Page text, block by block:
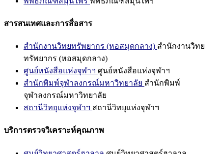
สารสนเทศและการสื่อสาร
สำนักงานวิทยทรัพยากร (หอสมุดกลาง) สำนักงานวิทย
ทรัพยากร (หอสมุดกลาง)
ศูนย์หนังสือแห่งจุฬาฯ ศูนย์หนังสือแห่งจุฬาฯ
สำนักพิมพ์จุฬาลงกรณ์มหาวิทยาลัย สำนักพิมพ์
จุฬาลงกรณ์มหาวิทยาลัย
สถานีวิทยุแห่งจุฬาฯ สถานีวิทยุแห่งจุฬาฯ
บริการตรวจวิเคราะห์คุณภาพ